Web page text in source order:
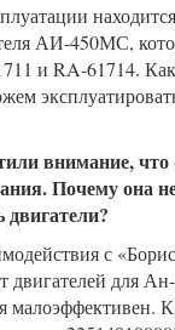
АИ-450МС,
и RA-61714.
внимание,
Почему она
двигатели?
с
двигателей для
малоэффективен.